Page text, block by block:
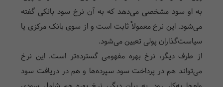
به او سود مشخصی می‌دهد که به آن نرخ سود بانکی گفته
می‌شود. این نرخ معمولاً ثابت است و از سوی بانک مرکزی یا
سیاست‌گذاران پولی تعیین می‌شود.
از طرف دیگر، نرخ بهره مفهومی گسترده‌تر است. این نرخ
می‌تواند هم در پرداخت سود سپرده‌ها و هم در دریافت سود